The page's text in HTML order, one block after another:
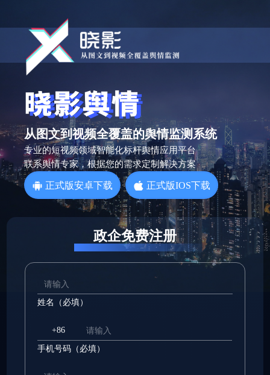
从图文到视频全覆盖的舆情监测系统
专业的短视频领域智能化标杆舆情应用平台
联系舆情专家，根据您的需求定制解决方案
正式版安卓下载 正式版IOS下载
政企免费注册
姓名（必填）
+86
手机号码（必填）